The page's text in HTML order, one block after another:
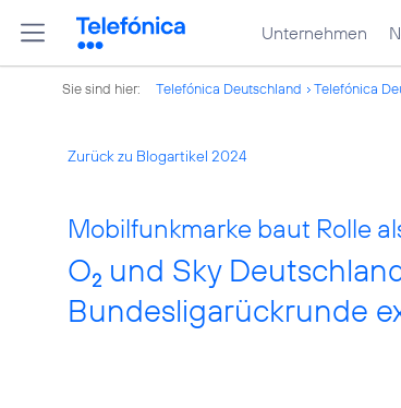
Unternehmen
Sie sind hier: Telefónica Deutschland Telefónica
Zurück zu Blogartikel 2024
Mobilfunkmarke baut Rolle
O2 und Sky
Bundesligarückrunde